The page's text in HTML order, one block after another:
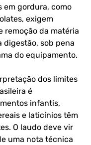
exigem
remoção da matéria
digestão, sob pena
do equipamento.
dos limites
infantis,
e laticínios têm
O laudo deve vir
uma nota técnica